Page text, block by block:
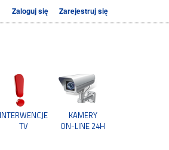
Zaloguj się Zarejestruj się
INTERWENCJE
TV
KAMERY
ON-LINE 24H